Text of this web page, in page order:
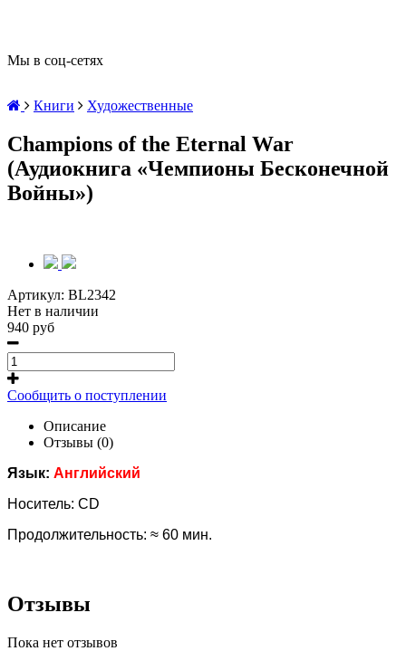
Мы в соц-сетях
Книги Художественные
Champions of the Eternal War
(Аудиокнига «Чемпионы Бесконечной
Войны»)
Артикул: BL2342
Нет в наличии
940 руб
Сообщить о поступлении
Описание
Отзывы (0)
Язык: Английский
Носитель: CD
Продолжительность: ≈ 60 мин.
Отзывы
Пока нет отзывов